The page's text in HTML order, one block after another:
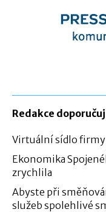
Redakce
Virtuální sídlo firmy
Ekonomika
zrychlila
Abyste při
služeb spolehlivé